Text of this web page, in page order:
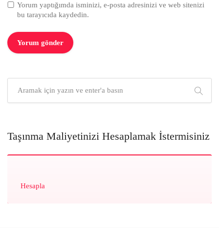
Yorum yaptığımda isminizi, e-posta adresinizi ve web sitenizi
bu tarayıcıda kaydedin.
Taşınma Maliyetinizi Hesaplamak İstermisiniz
Hesapla